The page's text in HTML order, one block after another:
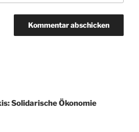
Solidarische Ökonomie